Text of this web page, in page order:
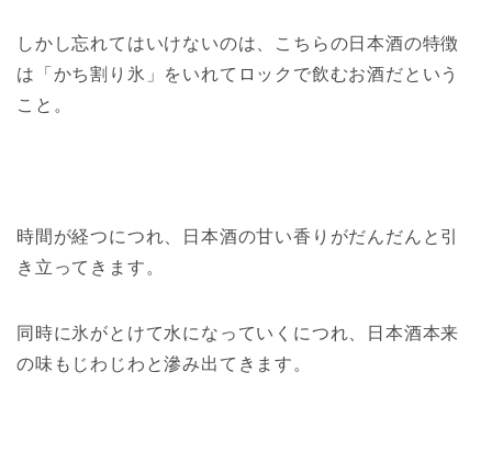
しかし忘れてはいけないのは、こちらの日本酒の特徴
は「かち割り氷」をいれてロックで飲むお酒だという
こと。
時間が経つにつれ、日本酒の甘い香りがだんだんと引
き立ってきます。
同時に氷がとけて水になっていくにつれ、日本酒本来
の味もじわじわと滲み出てきます。